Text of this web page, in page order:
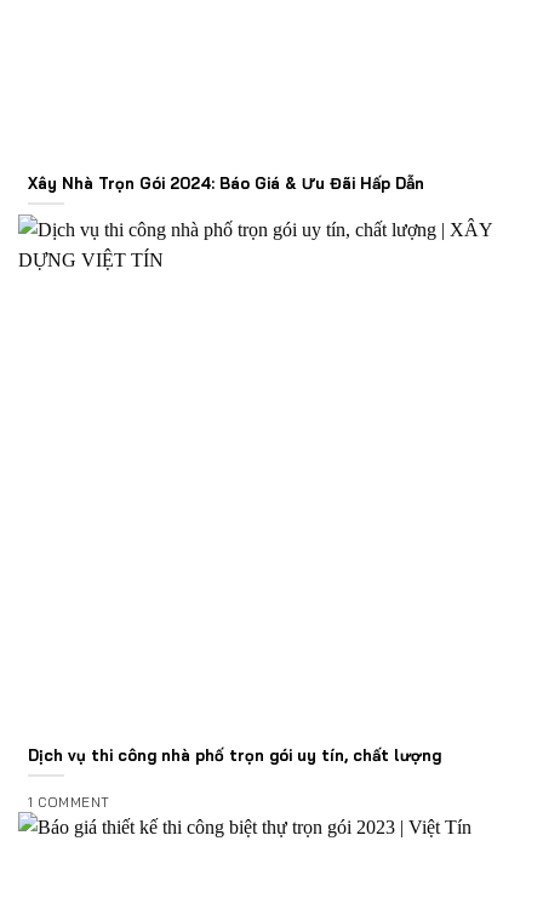
Xây Nhà Trọn Gói 2024: Báo Giá & Ưu Đãi Hấp Dẫn
Dịch vụ thi công nhà phố trọn gói uy tín, chất lượng
1 COMMENT